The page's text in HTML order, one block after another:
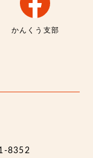
かんくう支部
8352